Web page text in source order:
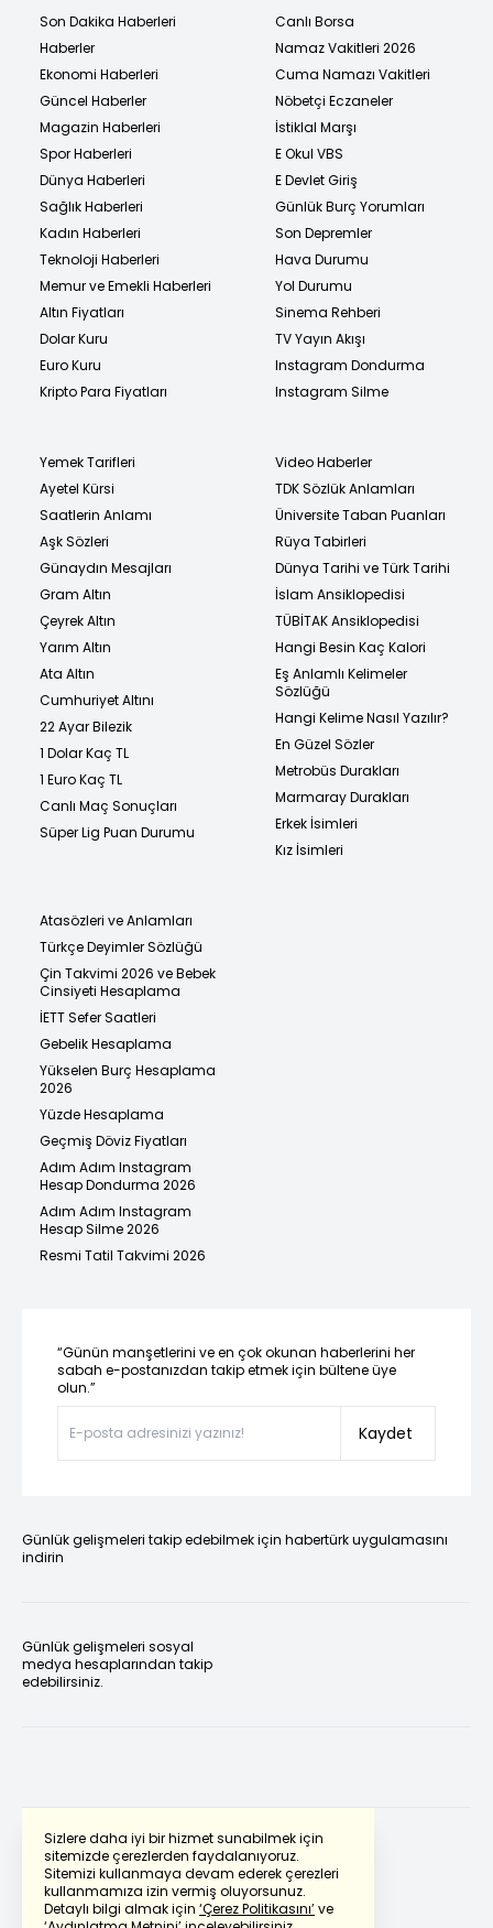
Sizlere daha iyi bir hizmet sunabilmek için
sitemizde çerezlerden faydalanıyoruz.
Sitemizi kullanmaya devam ederek çerezleri
kullanmamıza izin vermiş oluyorsunuz.
Detaylı bilgi almak için ‘Çerez Politikasını’ve
Son Dakika Haberleri
Haberler
Ekonomi Haberleri
Güncel Haberler
Magazin Haberleri
Spor Haberleri
Dünya Haberleri
Sağlık Haberleri
Kadın Haberleri
Teknoloji Haberleri
Memur ve Emekli Haberleri
Altın Fiyatları
Dolar Kuru
Euro Kuru
Kripto Para Fiyatları
Canlı Borsa
Namaz Vakitleri 2026
Cuma Namazı Vakitleri
Nöbetçi Eczaneler
İstiklal Marşı
E Okul VBS
E Devlet Giriş
Günlük Burç Yorumları
Son Depremler
Hava Durumu
Yol Durumu
Sinema Rehberi
TV Yayın Akışı
Instagram Dondurma
Instagram Silme
Yemek Tarifleri
Ayetel Kürsi
Saatlerin Anlamı
Aşk Sözleri
Günaydın Mesajları
Gram Altın
Çeyrek Altın
Yarım Altın
Ata Altın
Cumhuriyet Altını
22 Ayar Bilezik
1 Dolar Kaç TL
1 Euro Kaç TL
Canlı Maç Sonuçları
Süper Lig Puan Durumu
Video Haberler
TDK Sözlük Anlamları
Üniversite Taban Puanları
Rüya Tabirleri
Dünya Tarihi ve Türk Tarihi
İslam Ansiklopedisi
TÜBİTAK Ansiklopedisi
Hangi Besin Kaç Kalori
Eş Anlamlı Kelimeler
Sözlüğü
Hangi Kelime Nasıl Yazılır?
En Güzel Sözler
Metrobüs Durakları
Marmaray Durakları
Erkek İsimleri
Kız İsimleri
Atasözleri ve Anlamları
Türkçe Deyimler Sözlüğü
Çin Takvimi 2026 ve Bebek
Cinsiyeti Hesaplama
İETT Sefer Saatleri
Gebelik Hesaplama
Yükselen Burç Hesaplama
2026
Yüzde Hesaplama
Geçmiş Döviz Fiyatları
Adım Adım Instagram
Hesap Dondurma 2026
Adım Adım Instagram
Hesap Silme 2026
Resmi Tatil Takvimi 2026
“Günün manşetlerini ve en çok okunan haberlerini her
sabah e-postanızdan takip etmek için bültene üye
olun.”
Kaydet
Günlük gelişmeleri takip edebilmek için habertürk uygulamasını
indirin
Günlük gelişmeleri sosyal
medya hesaplarından takip
edebilirsiniz.
Powered by Translate